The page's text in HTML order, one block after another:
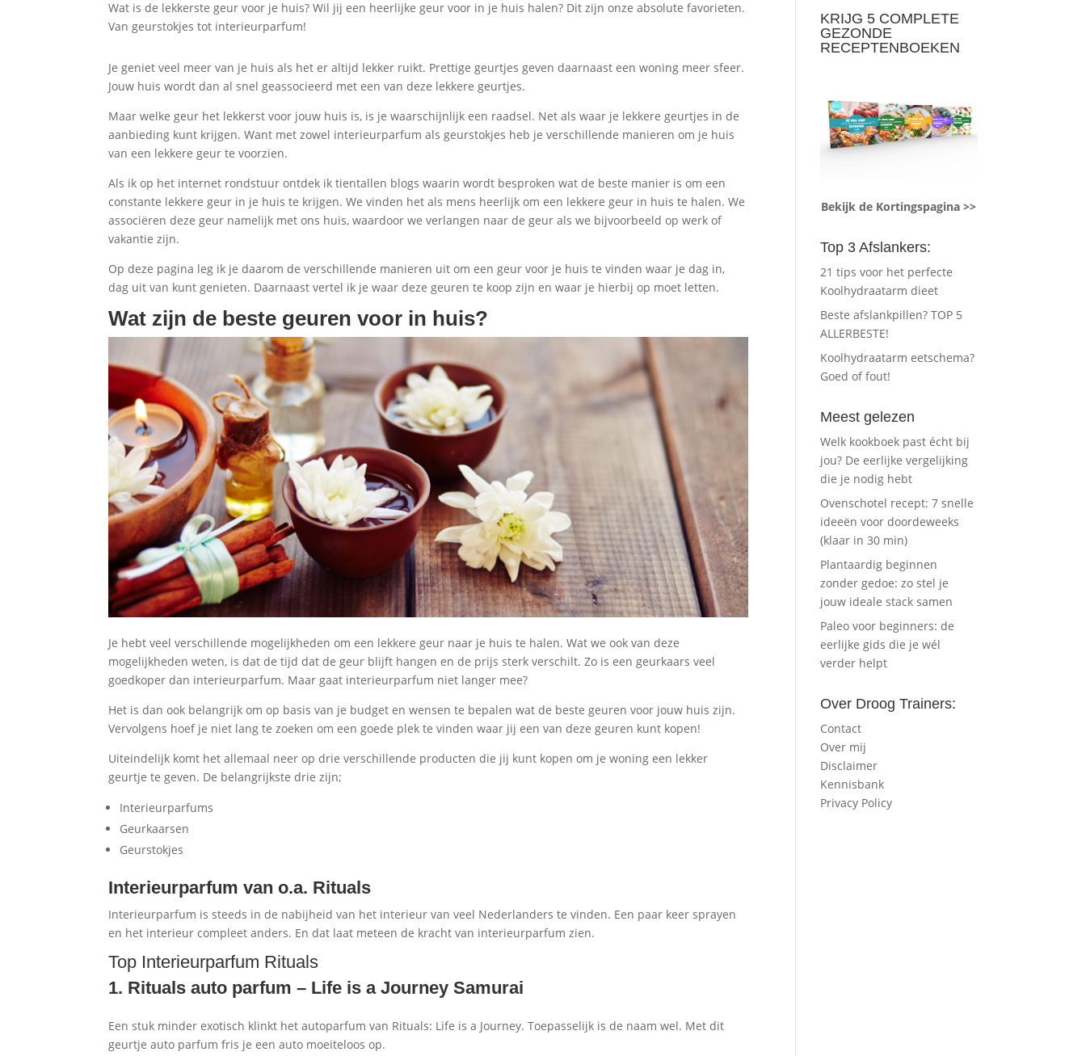
Wat is de lekkerste geur voor je huis? Wil jij een heerlijke geur voor in je huis halen? Dit zijn onze absolute favorieten.
Van geurstokjes tot interieurparfum!
Je geniet veel meer van je huis als het er altijd lekker ruikt. Prettige geurtjes geven daarnaast een woning meer sfeer.
Jouw huis wordt dan al snel geassocieerd met een van deze lekkere geurtjes.
Maar welke geur het lekkerst voor jouw huis is, is je waarschijnlijk een raadsel. Net als waar je lekkere geurtjes in de
aanbieding kunt krijgen. Want met zowel interieurparfum als geurstokjes heb je verschillende manieren om je huis
van een lekkere geur te voorzien.
Als ik op het internet rondstuur ontdek ik tientallen blogs waarin wordt besproken wat de beste manier is om een
constante lekkere geur in je huis te krijgen. We vinden het als mens heerlijk om een lekkere geur in huis te halen. We
associëren deze geur namelijk met ons huis, waardoor we verlangen naar de geur als we bijvoorbeeld op werk of
vakantie zijn.
Op deze pagina leg ik je daarom de verschillende manieren uit om een geur voor je huis te vinden waar je dag in,
dag uit van kunt genieten. Daarnaast vertel ik je waar deze geuren te koop zijn en waar je hierbij op moet letten.
Wat zijn de beste geuren voor in huis?
Je hebt veel verschillende mogelijkheden om een lekkere geur naar je huis te halen. Wat we ook van deze
mogelijkheden weten, is dat de tijd dat de geur blijft hangen en de prijs sterk verschilt. Zo is een geurkaars veel
goedkoper dan interieurparfum. Maar gaat interieurparfum niet langer mee?
Het is dan ook belangrijk om op basis van je budget en wensen te bepalen wat de beste geuren voor jouw huis zijn.
Vervolgens hoef je niet lang te zoeken om een goede plek te vinden waar jij een van deze geuren kunt kopen!
Uiteindelijk komt het allemaal neer op drie verschillende producten die jij kunt kopen om je woning een lekker
geurtje te geven. De belangrijkste drie zijn;
Interieurparfums
Geurkaarsen
Geurstokjes
Interieurparfum van o.a. Rituals
Interieurparfum is steeds in de nabijheid van het interieur van veel Nederlanders te vinden. Een paar keer sprayen
en het interieur compleet anders. En dat laat meteen de kracht van interieurparfum zien.
Top Interieurparfum Rituals
1. Rituals auto parfum – Life is a Journey Samurai
Een stuk minder exotisch klinkt het autoparfum van Rituals: Life is a Journey. Toepasselijk is de naam wel. Met dit
geurtje auto parfum fris je een auto moeiteloos op.
KRIJG 5 COMPLETE
GEZONDE
RECEPTENBOEKEN
Bekijk de Kortingspagina >>
Top 3 Afslankers:
21 tips voor het perfecte
Koolhydraatarm dieet
Beste afslankpillen? TOP 5
ALLERBESTE!
Koolhydraatarm eetschema?
Goed of fout!
Meest gelezen
Welk kookboek past écht bij
jou? De eerlijke vergelijking
die je nodig hebt
Ovenschotel recept: 7 snelle
ideeën voor doordeweeks
(klaar in 30 min)
Plantaardig beginnen
zonder gedoe: zo stel je
jouw ideale stack samen
Paleo voor beginners: de
eerlijke gids die je wél
verder helpt
Over Droog Trainers:
Contact
Over mij
Disclaimer
Kennisbank
Privacy Policy